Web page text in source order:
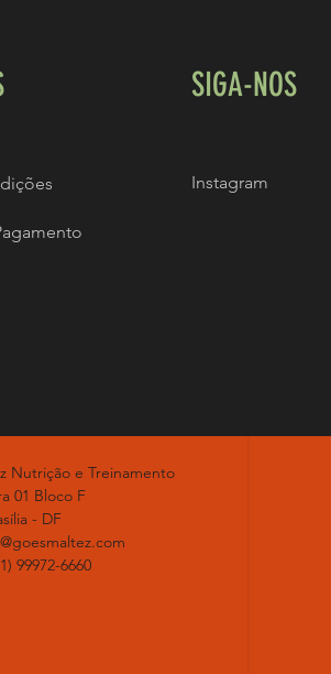
SIGA-NOS
Instagram
Nutrição e Treinamento
01 Bloco F
- DF
99972-6660